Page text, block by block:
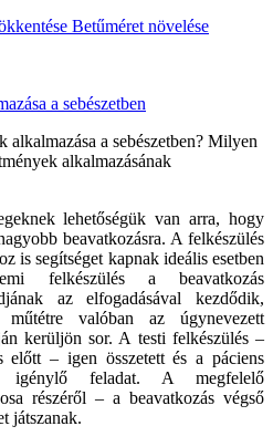
Betűméret növelése
a sebészetben? Milyen
alkalmazásának
lehetőségük van arra, hogy
beavatkozásra. A felkészülés
is segítséget kapnak ideális esetben
felkészülés a beavatkozás
az elfogadásával kezdődik,
valóban az úgynevezett
kerüljön sor. A testi felkészülés –
előtt – igen összetett és a páciens
igénylő feladat. A megfelelő
részéről – a beavatkozás végső
játszanak.